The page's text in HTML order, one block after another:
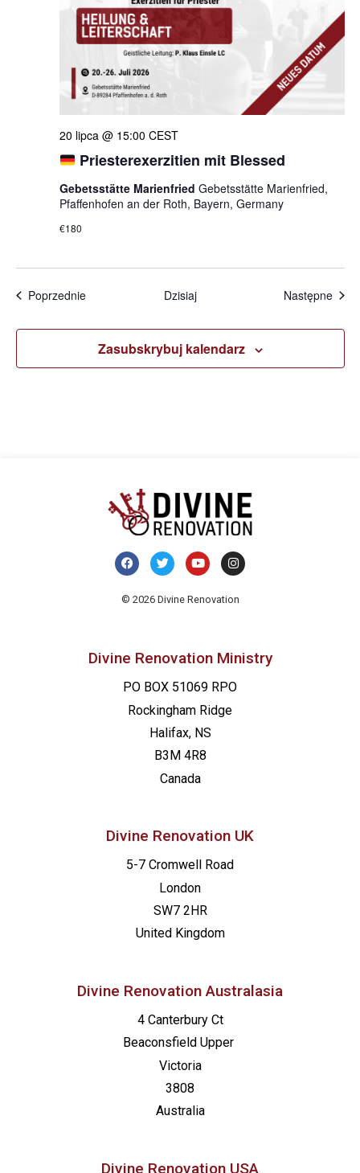
Priesterexerzitien mit Blessed
20 lipca @ 15:00 CEST
Gebetsstätte Marienfried Gebetsstätte Marienfried,
Pfaffenhofen an der Roth, Bayern, Germany
€180
PoprzednieWydarzenia Dzisiaj Następne
Zasubskrybuj kalendarz
© 2026 Divine Renovation
Divine Renovation Ministry
PO BOX 51069 RPO
Rockingham Ridge
Halifax, NS
B3M 4R8
Canada
Divine Renovation UK
5-7 Cromwell Road
London
SW7 2HR
United Kingdom
Divine Renovation Australasia
4 Canterbury Ct
Beaconsfield Upper
Victoria
3808
Australia
Divine Renovation USA